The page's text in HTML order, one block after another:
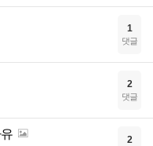
1
댓글
2
댓글
2